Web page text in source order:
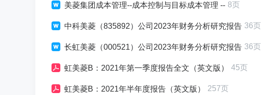
美菱集团成本管理--成本控制与目标成本管理 -- 8页
中科美菱（835892）公司2023年财务分析研究报告 36页
长虹美菱（000521）公司2023年财务分析研究报告 36页
虹美菱B：2021年第一季度报告全文（英文版） 45页
虹美菱B：2021年半年度报告（英文版） 257页